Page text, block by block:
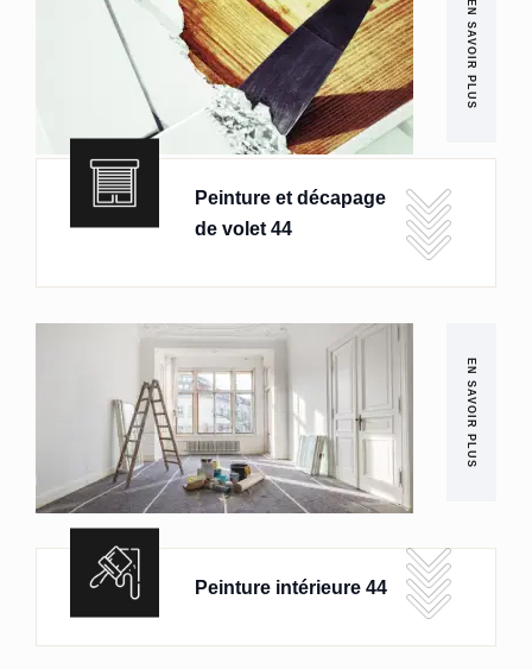
EN SAVOIR PLUS
Peinture et décapage
de volet 44
EN SAVOIR PLUS
Peinture intérieure 44